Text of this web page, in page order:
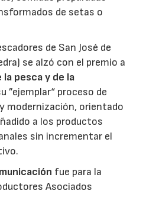
de setas o
de San José de
se alzó con el premio a
pesca y de la
”ejemplar“ proceso de
modernización, orientado
a los productos
sin incrementar el
fue para la
Asociados